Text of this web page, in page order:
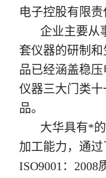
电子控股有限责
企业主要从
套仪器的研制
品已经涵盖稳
仪器三大门类
品。
大华具有*的
加工能力，通过
ISO9001：